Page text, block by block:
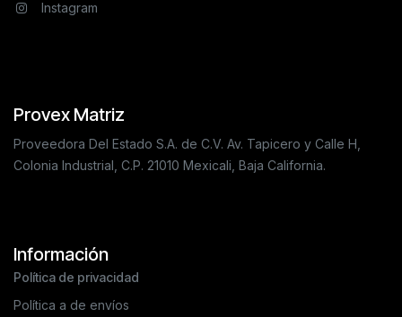
Instagram
Provex Matriz
Proveedora Del Estado S.A. de C.V. Av. Tapicero y Calle H,
Colonia Industrial, C.P. 21010 Mexicali, Baja California.
Información
Política de privacidad
Política a de envíos